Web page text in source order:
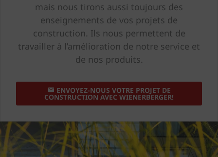
mais nous tirons aussi toujours des
enseignements de vos projets de
construction. Ils nous permettent de
travailler à l’amélioration de notre service et
de nos produits.
ENVOYEZ-NOUS VOTRE PROJET DE
CONSTRUCTION AVEC WIENERBERGER!